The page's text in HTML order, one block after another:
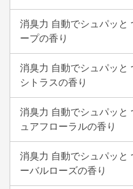
消臭力 自動でシュパッと
ープの香り
消臭力 自動でシュパッと
シトラスの香り
消臭力 自動でシュパッと
ュアフローラルの香り
消臭力 自動でシュパッと
ーバルローズの香り